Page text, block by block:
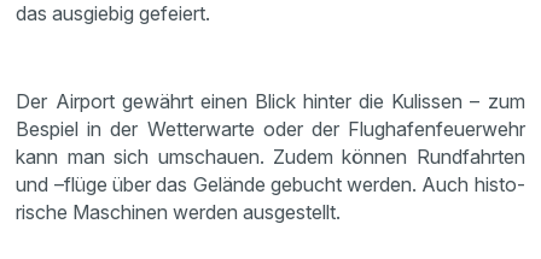
das ausgiebig gefeiert.
Der Airport gewährt einen Blick hinter die Kulissen – zum
Bespiel in der Wetter­warte oder der Flugha­fen­feu­er­wehr
kann man sich umschauen. Zudem können Rundfahrten
und –flüge über das Gelände gebucht werden. Auch histo­
ri­sche Maschinen werden ausge­stellt.